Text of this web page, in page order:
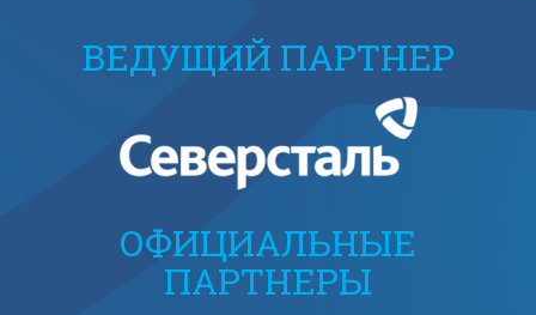
ВЕДУЩИЙ ПАРТНЕР
ОФИЦИАЛЬНЫЕ
ПАРТНЕРЫ